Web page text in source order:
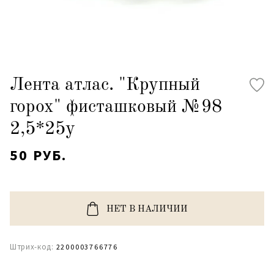
Лента атлас. "Крупный
горох" фисташковый №98
2,5*25y
50 РУБ.
НЕТ В НАЛИЧИИ
Штрих-код: 2200003766776